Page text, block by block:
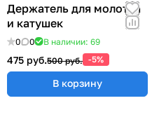
Держатель для молотка
и катушек
0 0 В наличии: 69
475 руб.500 руб. -5%
В корзину